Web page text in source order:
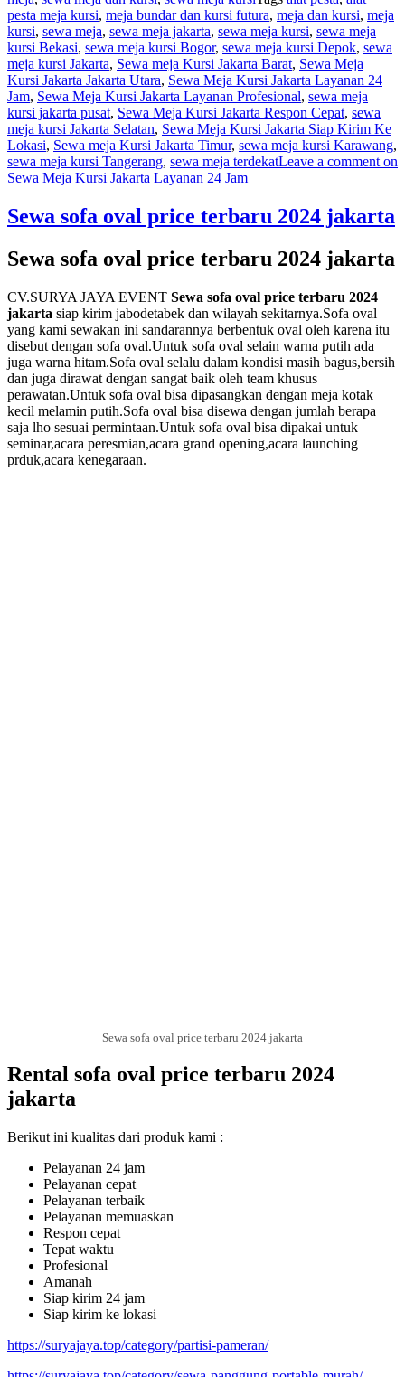
pesta meja kursi, meja bundar dan kursi futura, meja dan kursi, meja
kursi, sewa meja, sewa meja jakarta, sewa meja kursi, sewa meja
kursi Bekasi, sewa meja kursi Bogor, sewa meja kursi Depok, sewa
meja kursi Jakarta, Sewa meja Kursi Jakarta Barat, Sewa Meja
Kursi Jakarta Jakarta Utara, Sewa Meja Kursi Jakarta Layanan 24
Jam, Sewa Meja Kursi Jakarta Layanan Profesional, sewa meja
kursi jakarta pusat, Sewa Meja Kursi Jakarta Respon Cepat, sewa
meja kursi Jakarta Selatan, Sewa Meja Kursi Jakarta Siap Kirim Ke
Lokasi, Sewa meja Kursi Jakarta Timur, sewa meja kursi Karawang,
sewa meja kursi Tangerang, sewa meja terdekatLeave a comment on
Sewa Meja Kursi Jakarta Layanan 24 Jam
Sewa sofa oval price terbaru 2024 jakarta
Sewa sofa oval price terbaru 2024 jakarta
CV.SURYA JAYA EVENT Sewa sofa oval price terbaru 2024
jakarta siap kirim jabodetabek dan wilayah sekitarnya.Sofa oval
yang kami sewakan ini sandarannya berbentuk oval oleh karena itu
disebut dengan sofa oval.Untuk sofa oval selain warna putih ada
juga warna hitam.Sofa oval selalu dalam kondisi masih bagus,bersih
dan juga dirawat dengan sangat baik oleh team khusus
perawatan.Untuk sofa oval bisa dipasangkan dengan meja kotak
kecil melamin putih.Sofa oval bisa disewa dengan jumlah berapa
saja lho sesuai permintaan.Untuk sofa oval bisa dipakai untuk
seminar,acara peresmian,acara grand opening,acara launching
prduk,acara kenegaraan.
Sewa sofa oval price terbaru 2024 jakarta
Rental sofa oval price terbaru 2024
jakarta
Berikut ini kualitas dari produk kami :
Pelayanan 24 jam
Pelayanan cepat
Pelayanan terbaik
Pelayanan memuaskan
Respon cepat
Tepat waktu
Profesional
Amanah
Siap kirim 24 jam
Siap kirim ke lokasi
https://suryajaya.top/category/partisi-pameran/